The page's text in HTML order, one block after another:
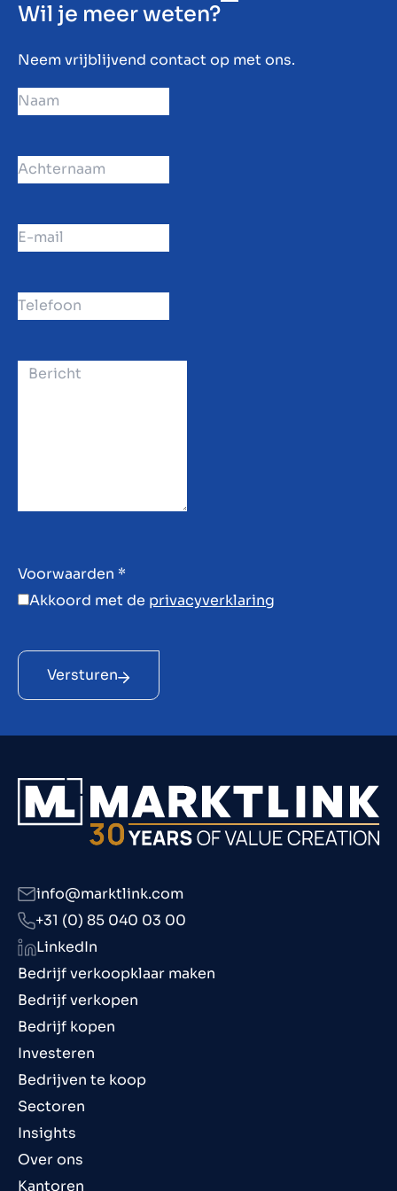
Wil je meer weten?
Neem vrijblijvend contact op met ons.
Voorwaarden *
Akkoord met de privacyverklaring
Versturen
Bedrijf verkoopklaar maken
Bedrijf verkopen
Bedrijf kopen
Investeren
Bedrijven te koop
Sectoren
Insights
Over ons
Kantoren
info@marktlink.com
+31 (0) 85 040 03 00
LinkedIn